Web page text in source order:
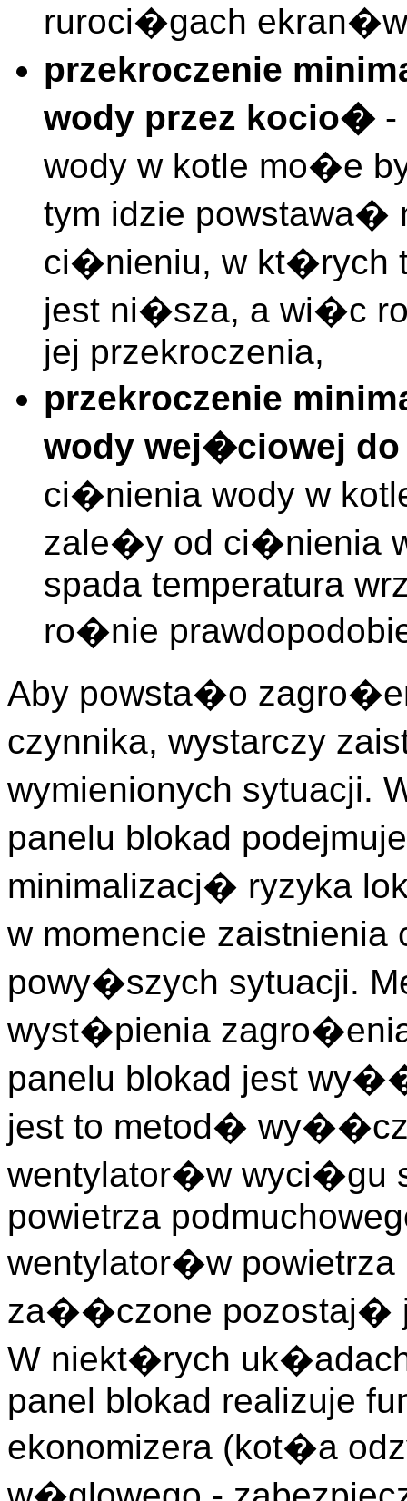
ruroci�gach
przekroczenie
wody przez kocio�-
wody w kotle mo�e
tym idzie
ci�nieniu, w kt�rych
jest ni�sza, a wi�c
jej przekroczenia,
przekroczenie
wody wej�ciowej
ci�nienia wody w
zale�y od ci�nienia
spada temperatura
ro�nie
Aby powsta�o
czynnika, wystarczy
wymienionych sytuacji.
panelu blokad
minimalizacj� ryzyka
w momencie
powy�szych sytuacji.
wyst�pienia
panelu blokad jest
jest to metod�
wentylator�w wyci�gu
powietrza
wentylator�w
za��czone pozostaj�
W niekt�rych
panel blokad realizuje
ekonomizera (kot�a